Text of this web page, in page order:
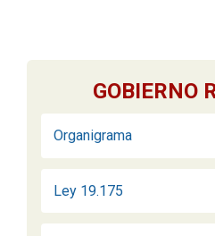
GOBIERNO
Organigrama
Ley 19.175